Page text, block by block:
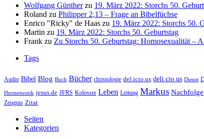
Wolfgang Güntherzu 19. März 2022: Storchs 50.
Roland zu Philipper 2,13 – Frage an Bibelfüchse
Enrico "Ricky" de Haas zu 19. März 2022: Storchs 50.
Martin zu 19. März 2022: Storchs 50. Geburtstag
Frank zu Zu Storchs 50. Geburtstag: Homosexualität –
Tags
Audio Bibel Blog Buch Bücher christologie del.icio.us deli.cio.us Dienst
Hermeneutik jesus.de JFRS Kolosser Leben Leitung Markus Nachfolge
Zeugnis Zitat
Seiten
Kategorien